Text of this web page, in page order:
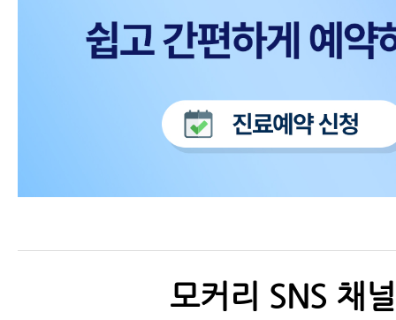
모커리 SNS 채널